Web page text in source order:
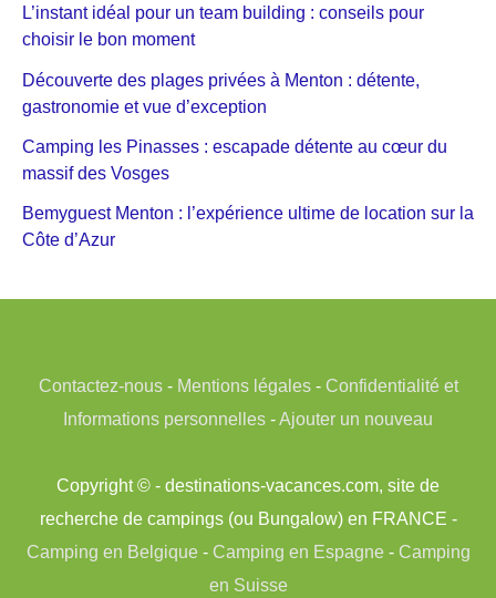
L’instant idéal pour un team building : conseils pour
choisir le bon moment
Découverte des plages privées à Menton : détente,
gastronomie et vue d’exception
Camping les Pinasses : escapade détente au cœur du
massif des Vosges
Bemyguest Menton : l’expérience ultime de location sur la
Côte d’Azur
Contactez-nous- Mentions légales- Confidentialité et
Informations personnelles -Ajouter un nouveau
Copyright © - destinations-vacances.com, site de
recherche de campings (ou Bungalow) en FRANCE -
Camping en Belgique- Camping en Espagne- Camping
en Suisse